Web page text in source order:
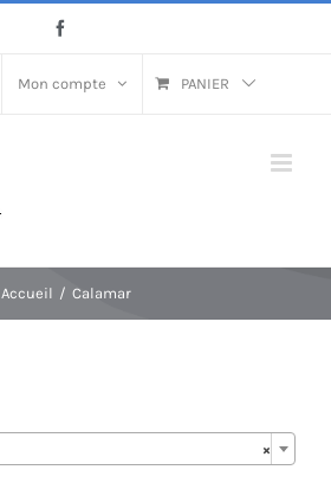
Mon compte PANIER
Accueil Calamar
×